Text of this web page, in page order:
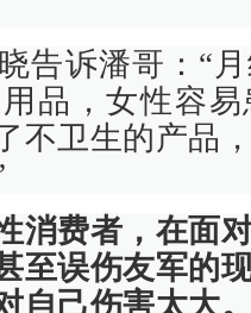
告诉潘哥：“
品，女性容
不卫生的产品
消费者，在面
至误伤友军的
自己伤害太大